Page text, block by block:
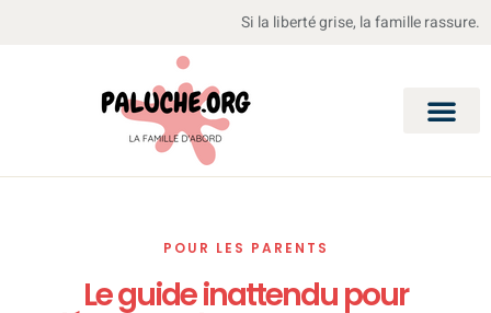
Si la liberté grise, la famille rassure.
POUR LES PARENTS
Le guide inattendu pour